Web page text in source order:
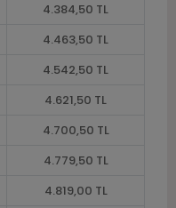
4.384,50 TL
4.463,50 TL
4.542,50 TL
4.621,50 TL
4.700,50 TL
4.779,50 TL
4.819,00 TL